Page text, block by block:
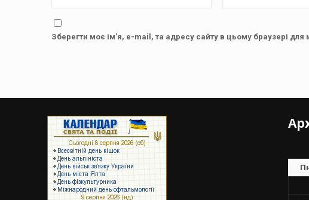
Зберегти моє ім'я, e-mail, та адресу сайту в цьому браузері для